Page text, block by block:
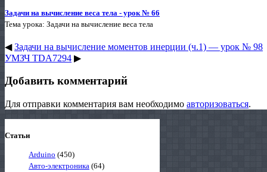
Задачи на вычисление веса тела - урок № 66
Тема урока: Задачи на вычисление веса тела
◀Задачи на вычисление моментов инерции (ч.1) — урок № 98
УМЗЧ TDA7294 ▶
Добавить комментарий
Для отправки комментария вам необходимо авторизоваться.
Статьи
Arduino (450)
Авто-электроника (64)